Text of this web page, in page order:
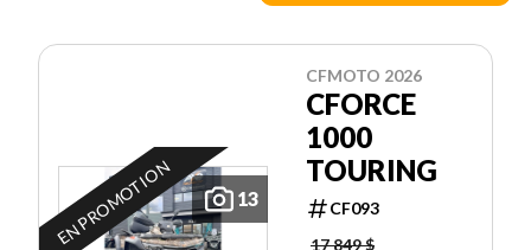
13
EN PROMOTION
CFMOTO 2026
CFORCE
1000
TOURING
CF093
17 849 $